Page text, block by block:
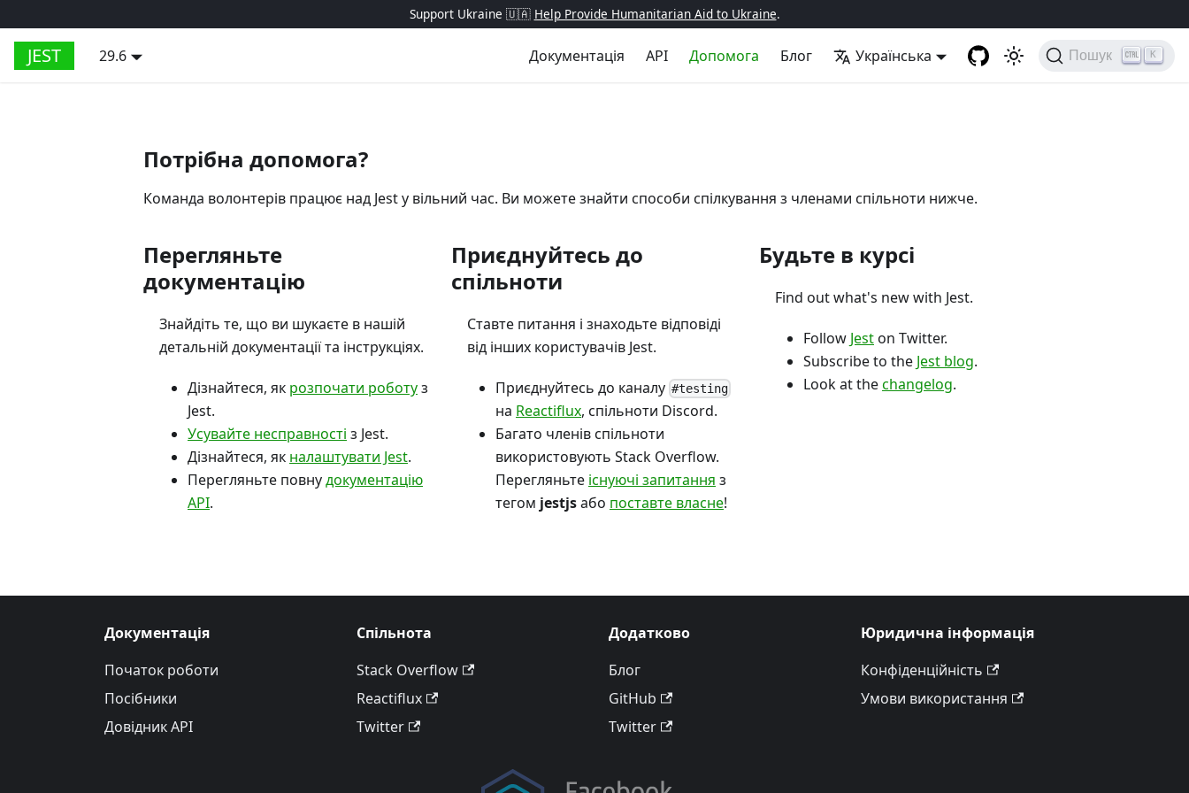
Support Ukraine 🇺🇦 Help Provide Humanitarian Aid to Ukraine.
JEST 29.6 Документація API Допомога Блог Українська Пошук K
Потрібна допомога?
Команда волонтерів працює над Jest у вільний час. Ви можете знайти способи спілкування з членами спільноти нижче.
Перегляньте
документацію
Знайдіть те, що ви шукаєте в нашій
детальній документації та інструкціях.
Дізнайтеся, як розпочати роботуз
Jest.
Усувайте несправності з Jest.
Дізнайтеся, як налаштувати Jest.
Перегляньте повнудокументацію
API.
Приєднуйтесь до
спільноти
Ставте питання і знаходьте відповіді
від інших користувачів Jest.
Приєднуйтесь до каналу #testing
на Reactiflux, спільноти Discord.
Багато членів спільноти
використовують Stack Overflow.
Перегляньте існуючі запитання з
тегом jestjsабо поставте власне!
Будьте в курсі
Find out what's new with Jest.
Follow Jeston Twitter.
Subscribe to the Jest blog.
Look at thechangelog.
Документація
Початок роботи
Посібники
Довідник API
Спільнота
Stack Overflow
Reactiflux
Twitter
Додатково
Блог
GitHub
Twitter
Юридична інформація
Конфіденційність
Умови використання